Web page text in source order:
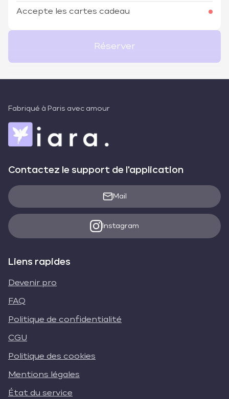
Accepte les cartes cadeau
Réserver
Fabriqué à Paris avec amour
Contactez le support de l'application
Mail
Instagram
Liens rapides
Devenir pro
FAQ
Politique de confidentialité
CGU
Politique des cookies
Mentions légales
État du service